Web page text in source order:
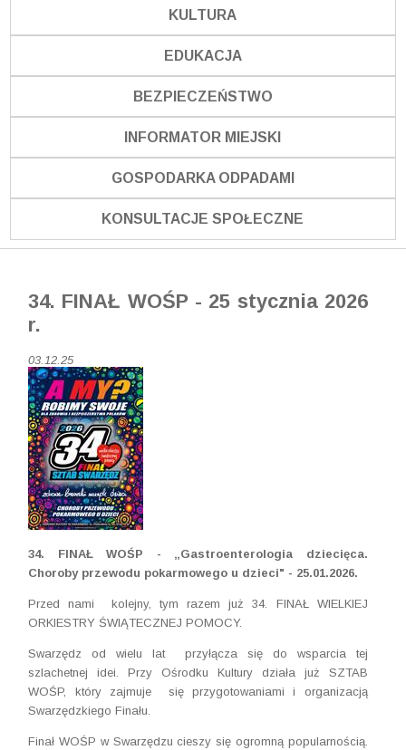
KULTURA
EDUKACJA
BEZPIECZEŃSTWO
INFORMATOR MIEJSKI
GOSPODARKA ODPADAMI
KONSULTACJE SPOŁECZNE
34. FINAŁ WOŚP - 25 stycznia 2026
r.
03.12.25
34. FINAŁ WOŚP - „Gastroenterologia dziecięca.
Choroby przewodu pokarmowego u dzieci" - 25.01.2026.
Przed nami kolejny, tym razem już 34. FINAŁ WIELKIEJ
ORKIESTRY ŚWIĄTECZNEJ POMOCY.
Swarzędz od wielu lat przyłącza się do wsparcia tej
szlachetnej idei. Przy Ośrodku Kultury działa już SZTAB
WOŚP, który zajmuje się przygotowaniami i organizacją
Swarzędzkiego Finału.
Finał WOŚP w Swarzędzu cieszy się ogromną popularnością.